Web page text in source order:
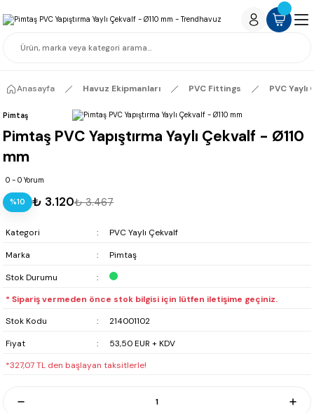
Anasayfa Havuz Ekipmanları PVC Fittings PVC Yaylı
Pimtaş
Pimtaş PVC Yapıştırma Yaylı Çekvalf - Ø110
mm
0 - 0 Yorum
%10 ₺ 3.120₺ 3.467
Kategori
PVC Yaylı Çekvalf
Marka
Pimtaş
Stok Durumu
* Sipariş vermeden önce stok bilgisi için lütfen iletişime geçiniz.
Stok Kodu
214001102
Fiyat
53,50 EUR + KDV
*327,07 TL den başlayan taksitlerle!